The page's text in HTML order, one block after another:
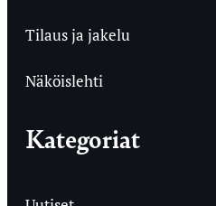
Tilaus ja jakelu
Näköislehti
Kategoriat